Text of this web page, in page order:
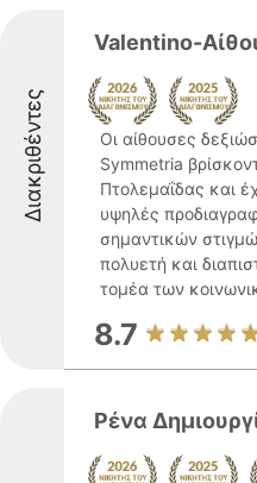
Διακριθέντες
Valentino-
Οι αίθουσες
Symmetria
Πτολεμαΐδας και
υψηλές
σημαντικών
πολυετή και
τομέα των
8.7
Ρένα